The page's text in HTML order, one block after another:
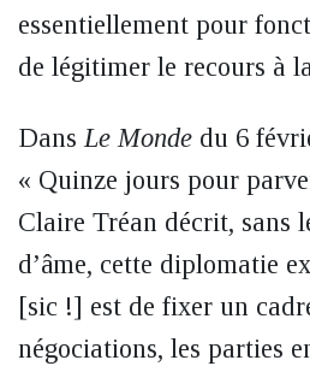
essentiellement pour
de légitimer le recours à
DansLe Monde du 6
« Quinze jours pour
Claire Tréan décrit, sans
d’âme, cette diplomatie
[sic !] est de fixer un
négociations, les parties